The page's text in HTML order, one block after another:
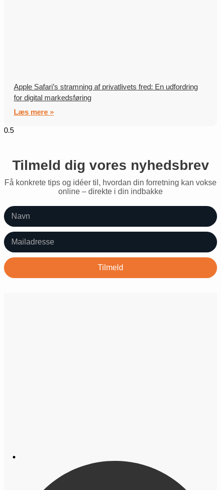
Apple Safari’s stramning af privatlivets fred: En udfordring
for digital markedsføring
Læs mere »
Tilmeld dig vores nyhedsbrev
Få konkrete tips og idéer til, hvordan din forretning kan vokse
online – direkte i din indbakke